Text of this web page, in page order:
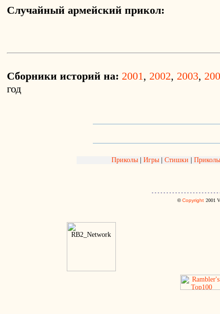
Случайный армейский прикол:
Сборники историй на: 2001, 2002, 2003,
год
Приколы Игры Стишки
- - - - - - - - - - - - - - - - - - - - - -
©Copyright 2001